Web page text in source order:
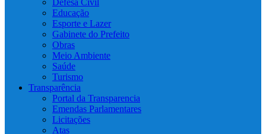
Defesa Civil
Educação
Esporte e Lazer
Gabinete do Prefeito
Obras
Meio Ambiente
Saúde
Turismo
Transparência
Portal da Transparencia
Emendas Parlamentares
Licitações
Atas